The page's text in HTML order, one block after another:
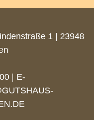
1 | 23948
| E-